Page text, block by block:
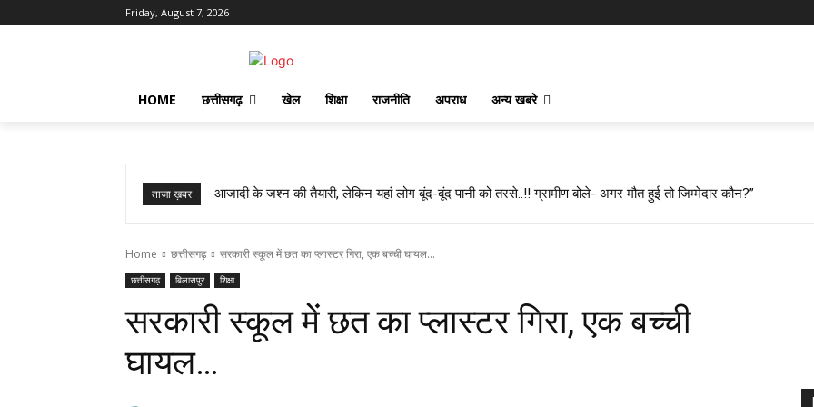
Friday, August 7, 2026
HOME छत्तीसगढ़ खेल शिक्षा राजनीति अपराध अन्य खबरे
ताजा ख़बर आजादी के जश्न की तैयारी, लेकिन यहां लोग बूंद-बूंद पानी को तरसे..!! ग्रामीण बोले- अगर मौत हुई तो जिम्मेदार कौन?”
Home छत्तीसगढ़ सरकारी स्कूल में छत का प्लास्टर गिरा, एक बच्ची घायल...
छत्तीसगढ़ बिलासपुर शिक्षा
सरकारी स्कूल में छत का प्लास्टर गिरा, एक बच्ची
घायल…